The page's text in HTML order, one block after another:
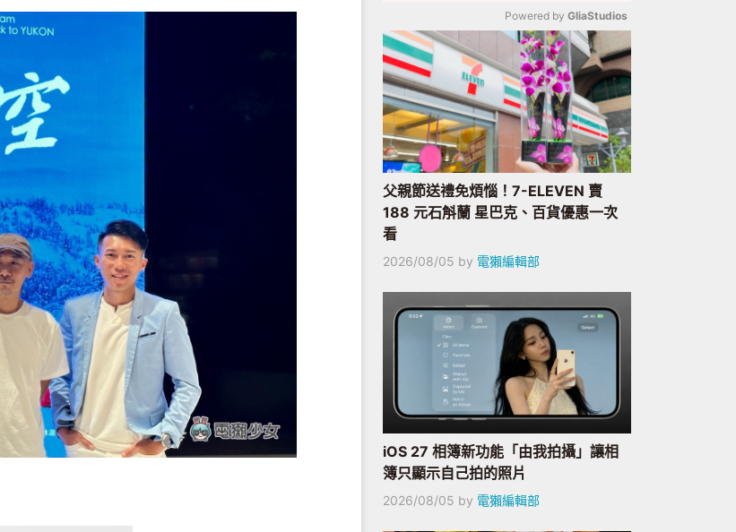
Mute
Powered by GliaStudios
父親節送禮免煩惱！7-ELEVEN 賣
188 元石斛蘭 星巴克、百貨優惠一次
看
2026/08/05 by 電獺編輯部
iOS 27 相簿新功能「由我拍攝」讓相
簿只顯示自己拍的照片
2026/08/05 by 電獺編輯部